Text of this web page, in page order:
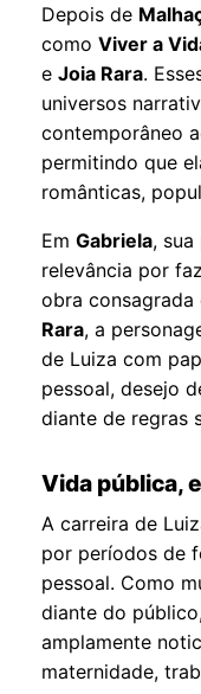
Depois de
comoViver a
eJoia Rara.
universos
contemporâneo
permitindo que
românticas,
EmGabriela, sua
relevância por
obra
Rara, a
de Luiza com
pessoal, desejo
diante de regras
Vida pública,
A carreira de
por períodos de
pessoal. Como
diante do
amplamente
maternidade,